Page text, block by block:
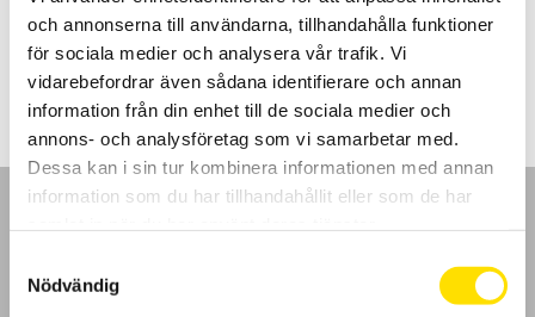
och annonserna till användarna, tillhandahålla funktioner
för sociala medier och analysera vår trafik. Vi
vidarebefordrar även sådana identifierare och annan
information från din enhet till de sociala medier och
annons- och analysföretag som vi samarbetar med.
Dessa kan i sin tur kombinera informationen med annan
information som du har tillhandahållit eller som de har
Nödvändig
LÄS MER